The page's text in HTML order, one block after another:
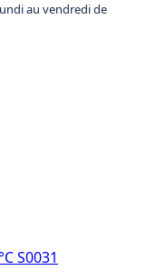
au vendredi de
S0031